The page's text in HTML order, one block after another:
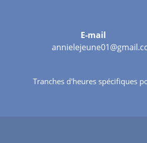
E-mail
Tranches d'heures spécifiques